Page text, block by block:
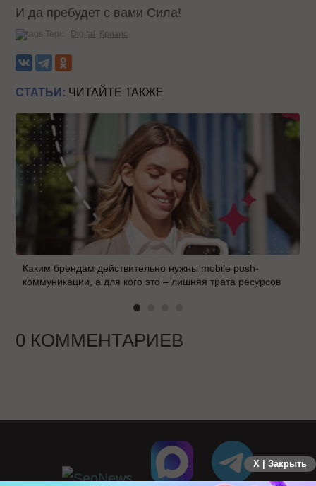
И да пребудет с вами Сила!
Теги: Digital Кризис
СТАТЬИ: ЧИТАЙТЕ ТАКЖЕ
Каким брендам действительно нужны mobile push-
коммуникации, а для кого это – лишняя трата ресурсов
0 КОММЕНТАРИЕВ
X | Закрыть